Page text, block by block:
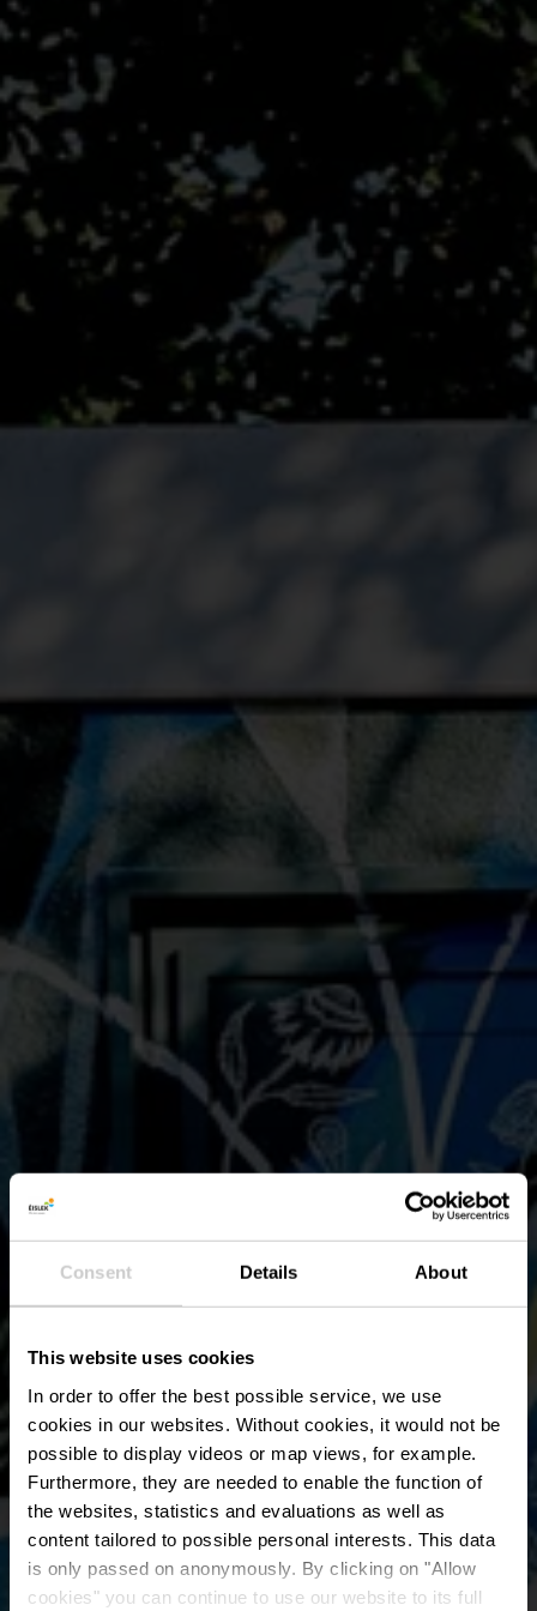
Consent Details About
This website uses cookies
In order to offer the best possible service, we use
cookies in our websites. Without cookies, it would not be
possible to display videos or map views, for example.
Furthermore, they are needed to enable the function of
the websites, statistics and evaluations as well as
content tailored to possible personal interests. This data
is only passed on anonymously. By clicking on "Allow
cookies" you can continue to use our website to its full